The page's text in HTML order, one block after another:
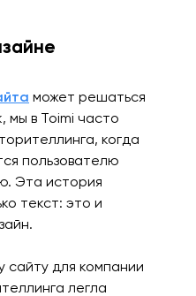
может решаться
мы в Toimi часто
когда
пользователю
Эта история
текст: это и
сайту для компании
легла